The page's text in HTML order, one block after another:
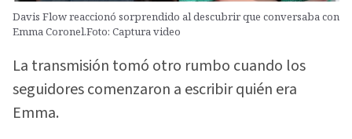
Davis Flow reaccionó sorprendido al descubrir que conversaba con
Emma Coronel.Foto: Captura video
La transmisión tomó otro rumbo cuando los
seguidores comenzaron a escribir quién era
Emma.